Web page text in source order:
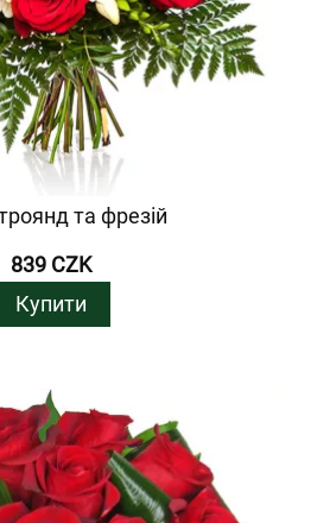
та фрезій
839 CZK
Купити